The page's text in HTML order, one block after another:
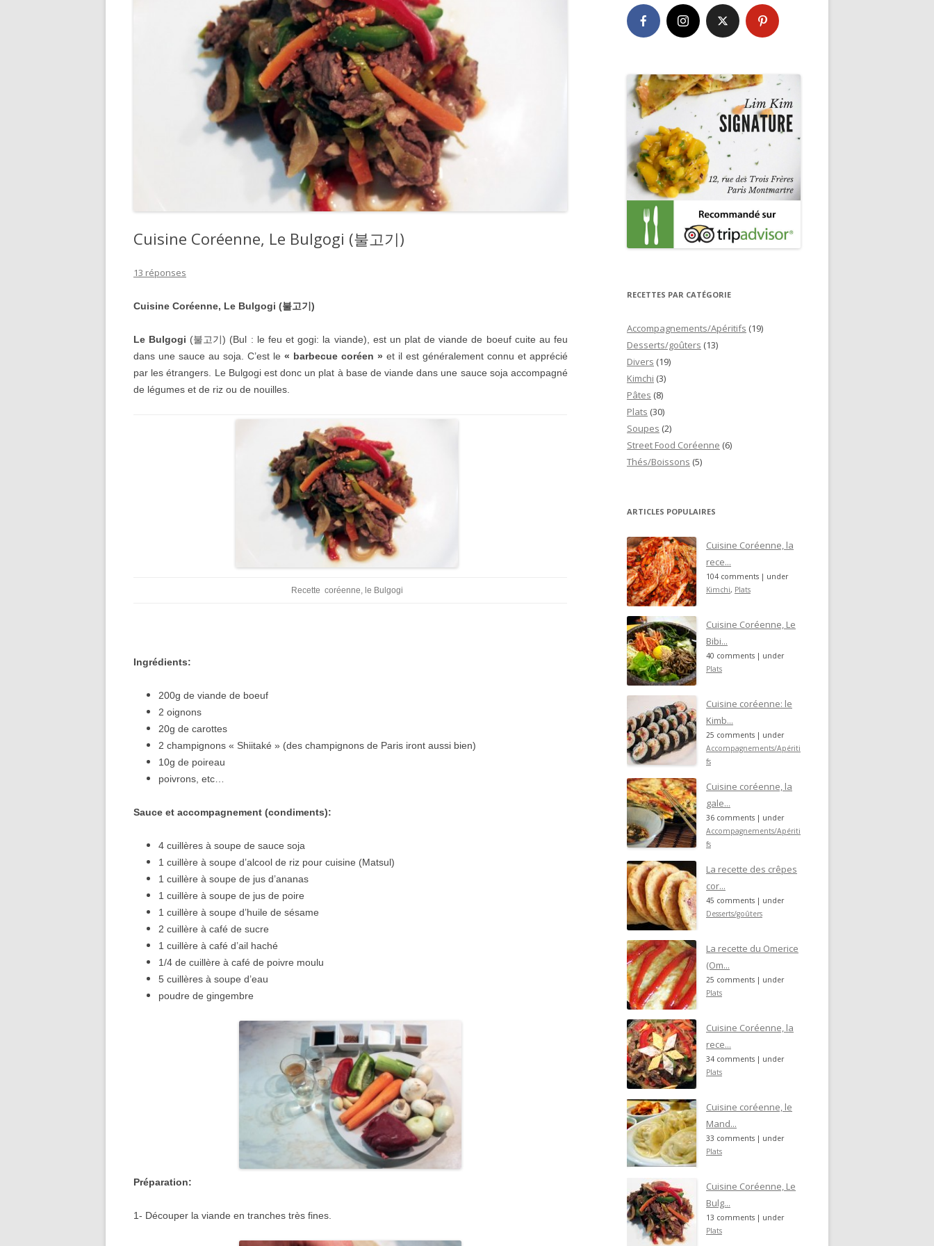
DIVERS
Cuisine Coréenne, Le Bulgogi (불고기)
13 réponses
Cuisine Coréenne, Le Bulgogi (불고기)
Le Bulgogi (불고기) (Bul : le feu et gogi: la viande), est un plat de viande de boeuf cuite au feu
dans une sauce au soja. C’est le « barbecue coréen » et il est généralement connu et apprécié
par les étrangers. Le Bulgogi est donc un plat à base de viande dans une sauce soja accompagné
de légumes et de riz ou de nouilles.
Recette coréenne, le Bulgogi
Ingrédients:
200g de viande de boeuf
2 oignons
20g de carottes
2 champignons « Shiitaké » (des champignons de Paris iront aussi bien)
10g de poireau
poivrons, etc…
Sauce et accompagnement (condiments):
4 cuillères à soupe de sauce soja
1 cuillère à soupe d’alcool de riz pour cuisine (Matsul)
1 cuillère à soupe de jus d’ananas
1 cuillère à soupe de jus de poire
1 cuillère à soupe d’huile de sésame
2 cuillère à café de sucre
1 cuillère à café d’ail haché
1/4 de cuillère à café de poivre moulu
5 cuillères à soupe d’eau
poudre de gingembre
Préparation:
1- Découper la viande en tranches très fines.
RECETTES PAR CATÉGORIE
Accompagnements/Apéritifs (19)
Desserts/goûters (13)
Divers (19)
Kimchi (3)
Pâtes (8)
Plats (30)
Soupes (2)
Street Food Coréenne (6)
Thés/Boissons (5)
ARTICLES POPULAIRES
Cuisine Coréenne, la
rece...
104 comments | under
Kimchi, Plats
Cuisine Coréenne, Le
Bibi...
40 comments | under
Plats
Cuisine coréenne: le
Kimb...
25 comments | under
Accompagnements/Apériti
fs
Cuisine coréenne, la
gale...
36 comments | under
Accompagnements/Apériti
fs
La recette des crêpes
cor...
45 comments | under
Desserts/goûters
La recette du Omerice
(Om...
25 comments | under
Plats
Cuisine Coréenne, la
rece...
34 comments | under
Plats
Cuisine coréenne, le
Mand...
33 comments | under
Plats
Cuisine Coréenne, Le
Bulg...
13 comments | under
Plats